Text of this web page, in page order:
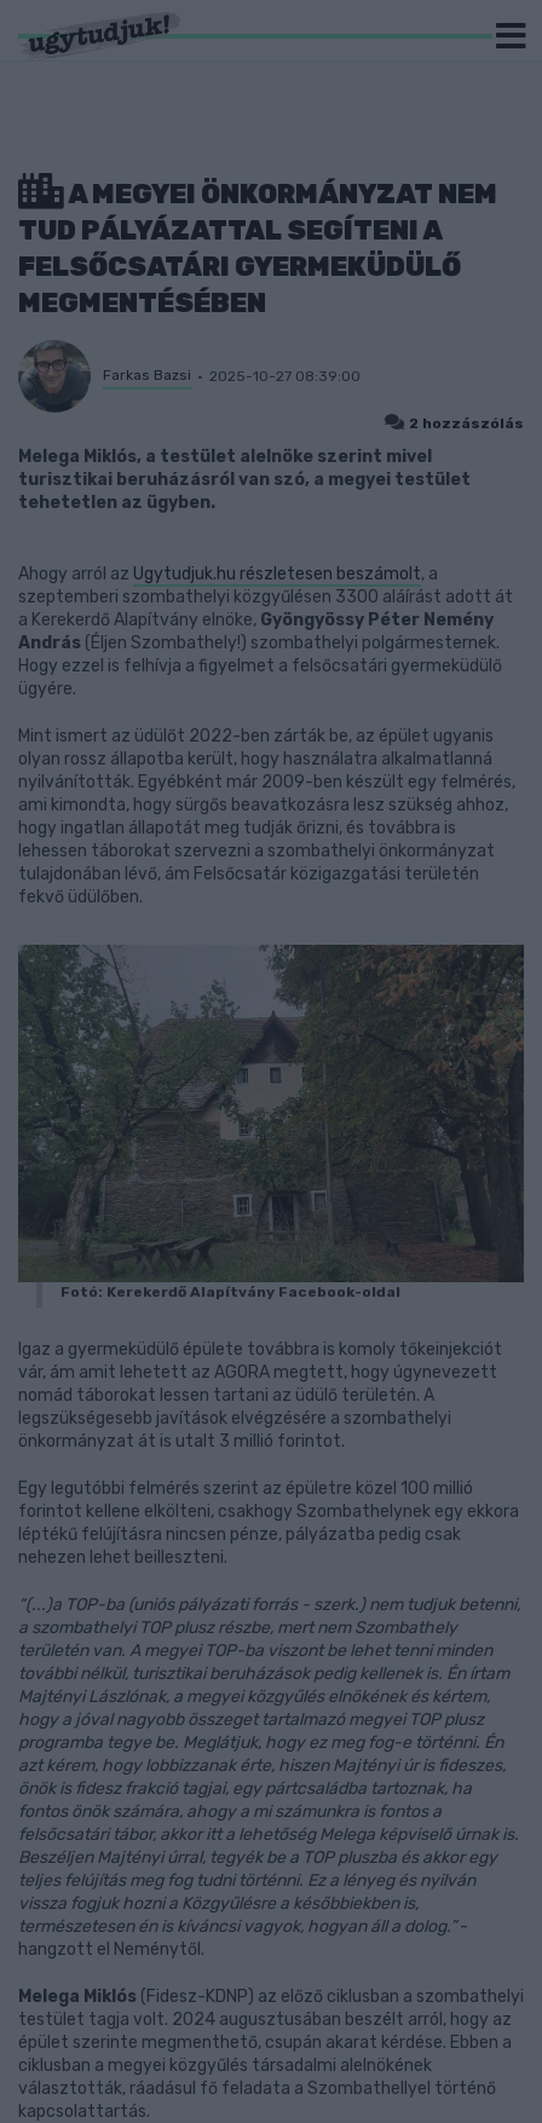
A MEGYEI ÖNKORMÁNYZAT NEM
TUD PÁLYÁZATTAL SEGÍTENI A
FELSŐCSATÁRI GYERMEKÜDÜLŐ
MEGMENTÉSÉBEN
Farkas Bazsi 2025-10-27 08:39:00
2 hozzászólás
Melega Miklós, a testület alelnöke szerint mivel
turisztikai beruházásról van szó, a megyei testület
tehetetlen az ügyben.
Ahogy arról az Ugytudjuk.hu részletesen beszámolt, a
szeptemberi szombathelyi közgyűlésen 3300 aláírást adott át
a Kerekerdő Alapítvány elnöke, Gyöngyössy Péter Nemény
András (Éljen Szombathely!) szombathelyi polgármesternek.
Hogy ezzel is felhívja a figyelmet a felsőcsatári gyermeküdülő
ügyére.
Mint ismert az üdülőt 2022-ben zárták be, az épület ugyanis
olyan rossz állapotba került, hogy használatra alkalmatlanná
nyilvánították. Egyébként már 2009-ben készült egy felmérés,
ami kimondta, hogy sürgős beavatkozásra lesz szükség ahhoz,
hogy ingatlan állapotát meg tudják őrizni, és továbbra is
lehessen táborokat szervezni a szombathelyi önkormányzat
tulajdonában lévő, ám Felsőcsatár közigazgatási területén
fekvő üdülőben.
Fotó: Kerekerdő Alapítvány Facebook-oldal
Igaz a gyermeküdülő épülete továbbra is komoly tőkeinjekciót
vár, ám amit lehetett az AGORA megtett, hogy úgynevezett
nomád táborokat lessen tartani az üdülő területén. A
legszükségesebb javítások elvégzésére a szombathelyi
önkormányzat át is utalt 3 millió forintot.
Egy legutóbbi felmérés szerint az épületre közel 100 millió
forintot kellene elkölteni, csakhogy Szombathelynek egy ekkora
léptékű felújításra nincsen pénze, pályázatba pedig csak
nehezen lehet beilleszteni.
“(...)a TOP-ba (uniós pályázati forrás - szerk.) nem tudjuk betenni,
a szombathelyi TOP plusz részbe, mert nem Szombathely
területén van. A megyei TOP-ba viszont be lehet tenni minden
további nélkül, turisztikai beruházások pedig kellenek is. Én írtam
Majtényi Lászlónak, a megyei közgyűlés elnökének és kértem,
hogy a jóval nagyobb összeget tartalmazó megyei TOP plusz
programba tegye be. Meglátjuk, hogy ez meg fog-e történni. Én
azt kérem, hogy lobbizzanak érte, hiszen Majtényi úr is fideszes,
önök is fidesz frakció tagjai, egy pártcsaládba tartoznak, ha
fontos önök számára, ahogy a mi számunkra is fontos a
felsőcsatári tábor, akkor itt a lehetőség Melega képviselő úrnak is.
Beszéljen Majtényi úrral, tegyék be a TOP pluszba és akkor egy
teljes felújítás meg fog tudni történni. Ez a lényeg és nyilván
vissza fogjuk hozni a Közgyűlésre a későbbiekben is,
természetesen én is kíváncsi vagyok, hogyan áll a dolog.”-
hangzott el Neménytől.
Melega Miklós (Fidesz-KDNP) az előző ciklusban a szombathelyi
testület tagja volt. 2024 augusztusában beszélt arról, hogy az
épület szerinte megmenthető, csupán akarat kérdése. Ebben a
ciklusban a megyei közgyűlés társadalmi alelnökének
választották, ráadásul fő feladata a Szombathellyel történő
kapcsolattartás.